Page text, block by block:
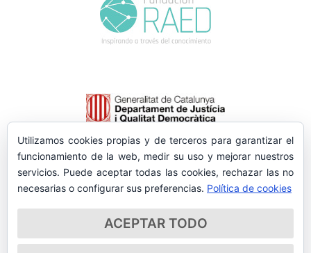
Utilizamos cookies propias y de terceros para garantizar el
funcionamiento de la web, medir su uso y mejorar nuestros
servicios. Puede aceptar todas las cookies, rechazar las no
necesarias o configurar sus preferencias. Política de cookies
ACEPTAR TODO